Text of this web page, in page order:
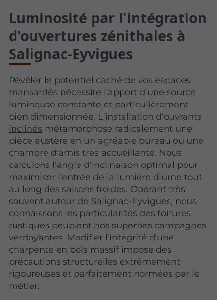
Luminosité par l'intégration
d'ouvertures zénithales à
Salignac-Eyvigues
Révéler le potentiel caché de vos espaces
mansardés nécessite l'apport d'une source
lumineuse constante et particulièrement
bien dimensionnée. L'installation d'ouvrants
inclinés métamorphose radicalement une
pièce austère en un agréable bureau ou une
chambre d'amis très accueillante. Nous
calculons l'angle d'inclinaison optimal pour
maximiser l'entrée de la lumière diurne tout
au long des saisons froides. Opérant très
souvent autour de Salignac-Eyvigues, nous
connaissons les particularités des toitures
rustiques peuplant nos superbes campagnes
verdoyantes. Modifier l'intégrité d'une
charpente en bois massif impose des
précautions structurelles extrêmement
rigoureuses et parfaitement normées par le
métier.